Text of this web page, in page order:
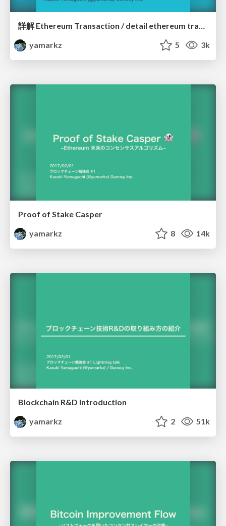
詳解 Ethereum Transaction / detail ethereum transaction
yamarkz
5 3k
Proof of Stake Casper
yamarkz
8 14k
Blockchain R&D Introduction
yamarkz
2 51k